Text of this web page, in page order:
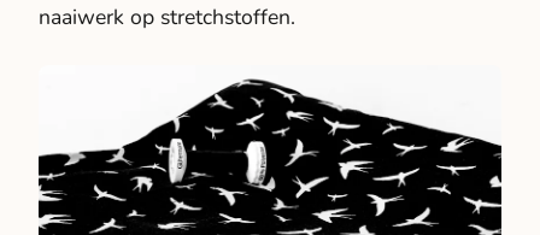
naaiwerk op stretchstoffen.